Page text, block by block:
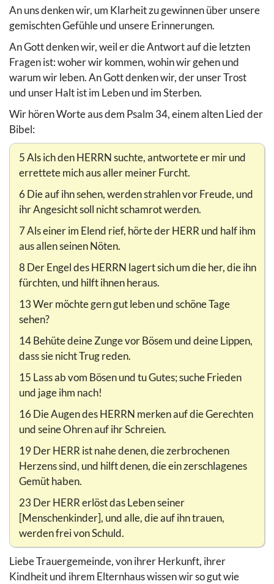
An uns denken wir, um Klarheit zu gewinnen über unsere
gemischten Gefühle und unsere Erinnerungen.
An Gott denken wir, weil er die Antwort auf die letzten
Fragen ist: woher wir kommen, wohin wir gehen und
warum wir leben. An Gott denken wir, der unser Trost
und unser Halt ist im Leben und im Sterben.
Wir hören Worte aus dem Psalm 34, einem alten Lied der
Bibel:
5 Als ich den HERRN suchte, antwortete er mir und
errettete mich aus aller meiner Furcht.
6 Die auf ihn sehen, werden strahlen vor Freude, und
ihr Angesicht soll nicht schamrot werden.
7 Als einer im Elend rief, hörte der HERR und half ihm
aus allen seinen Nöten.
8 Der Engel des HERRN lagert sich um die her, die ihn
fürchten, und hilft ihnen heraus.
13 Wer möchte gern gut leben und schöne Tage
sehen?
14 Behüte deine Zunge vor Bösem und deine Lippen,
dass sie nicht Trug reden.
15 Lass ab vom Bösen und tu Gutes; suche Frieden
und jage ihm nach!
16 Die Augen des HERRN merken auf die Gerechten
und seine Ohren auf ihr Schreien.
19 Der HERR ist nahe denen, die zerbrochenen
Herzens sind, und hilft denen, die ein zerschlagenes
Gemüt haben.
23 Der HERR erlöst das Leben seiner
[Menschenkinder], und alle, die auf ihn trauen,
werden frei von Schuld.
Liebe Trauergemeinde, von ihrer Herkunft, ihrer
Kindheit und ihrem Elternhaus wissen wir so gut wie